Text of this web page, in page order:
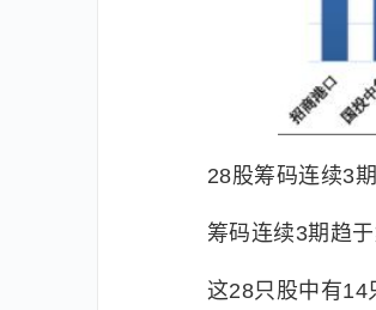
28股筹码连续3
筹码连续3期趋
这28只股中有14